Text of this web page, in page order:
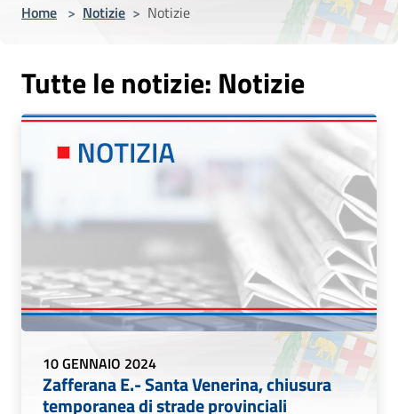
Home > Notizie > Notizie
Tutte le notizie: Notizie
10 GENNAIO 2024
Zafferana E.- Santa Venerina, chiusura
temporanea di strade provinciali